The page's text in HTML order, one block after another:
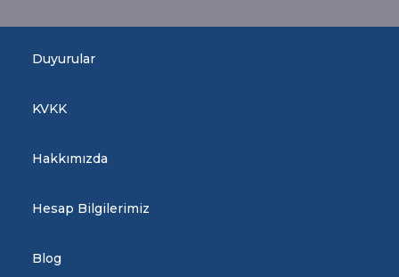
Duyurular
KVKK
Hakkımızda
Hesap Bilgilerimiz
Blog